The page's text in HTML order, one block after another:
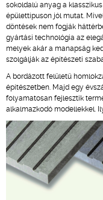
sokoldalú anyag a
épülettípuson jól mutat.
döntések nem fogják
gyártási technológia az
melyek akár a manapság
szolgálják az építészeti
A bordázott felületű
építészetben. Majd egy
folyamatosan fejlesztik
alkalmazkodó modellekkel.